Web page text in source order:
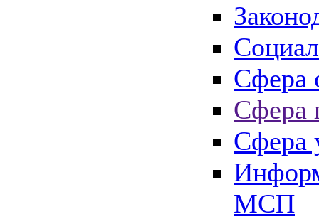
Сфера
Сфера
Сфера
МСП